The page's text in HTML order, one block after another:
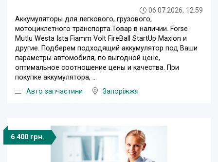
06.07.2026, 12:59
Aккумуляторы для легкового, грузового,
мотоциклетного транспорта.Товар в наличии. Forse
Mutlu Westa Ista Fiamm Volt FireBall StartUp Maxion и
другие. Подберем подходящий аккумулятор под Ваши
параметры автомобиля, по выгодной цене,
оптимальное соотношение цены и качества. При
покупке аккумулятора, ...
Авто запчастини
Запоріжжя
6 400 грн.